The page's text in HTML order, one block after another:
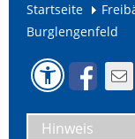
Startseite
Burglengenfeld
Hinweis